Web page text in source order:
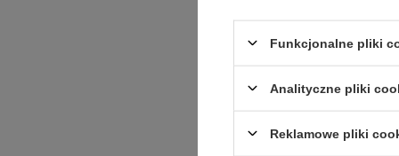
Funkcjonalne pliki
Analityczne pliki
Reklamowe pliki